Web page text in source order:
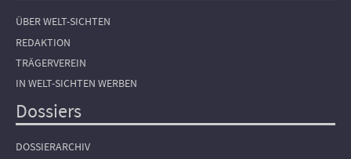
ÜBER WELT-SICHTEN
REDAKTION
TRÄGERVEREIN
IN WELT-SICHTEN WERBEN
Dossiers
DOSSIERARCHIV